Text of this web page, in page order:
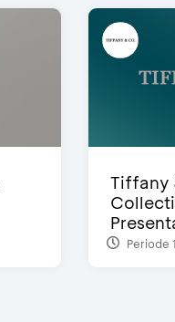
Tiffany
Periode